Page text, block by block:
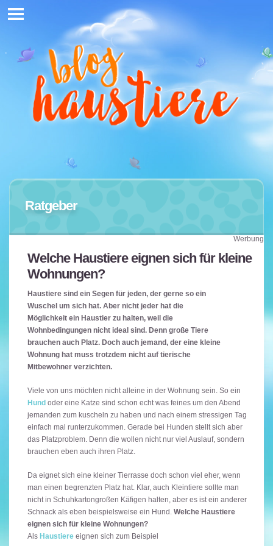
Ratgeber
Welche Haustiere eignen sich für kleine
Wohnungen?
Haustiere sind ein Segen für jeden, der gerne so ein
Wuschel um sich hat. Aber nicht jeder hat die
Möglichkeit ein Haustier zu halten, weil die
Wohnbedingungen nicht ideal sind. Denn große Tiere
brauchen auch Platz. Doch auch jemand, der eine kleine
Wohnung hat muss trotzdem nicht auf tierische
Mitbewohner verzichten.
Viele von uns möchten nicht alleine in der Wohnung sein. So ein
Hund oder eine Katze sind schon echt was feines um den Abend
jemanden zum kuscheln zu haben und nach einem stressigen Tag
einfach mal runterzukommen. Gerade bei Hunden stellt sich aber
das Platzproblem. Denn die wollen nicht nur viel Auslauf, sondern
brauchen eben auch ihren Platz.
Da eignet sich eine kleiner Tierrasse doch schon viel eher, wenn
man einen begrenzten Platz hat. Klar, auch Kleintiere sollte man
nicht in Schuhkartongroßen Käfigen halten, aber es ist ein anderer
Schnack als eben beispielsweise ein Hund. Welche Haustiere
eignen sich für kleine Wohnungen?
Als Haustiere eignen sich zum Beispiel
Werbung